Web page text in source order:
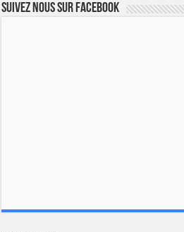
Suivez nous sur Facebook